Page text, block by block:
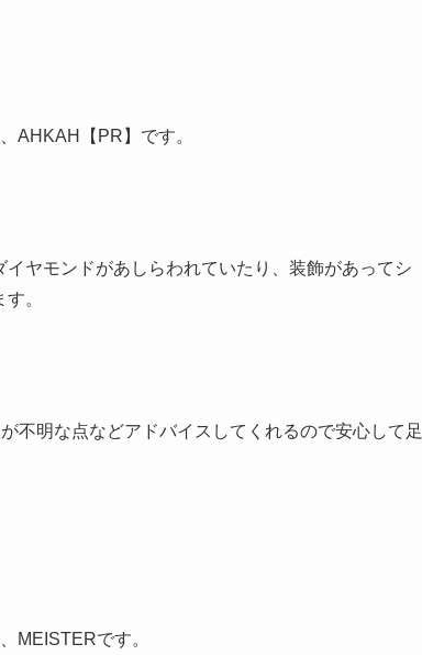
AHKAH【PR】です。
ヤモンドがあしらわれていたり、装飾があってシ
。
不明な点などアドバイスしてくれるので安心して足
MEISTERです。